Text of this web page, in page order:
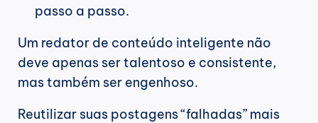
passo a passo.
Um redator de conteúdo inteligente não
deve apenas ser talentoso e consistente,
mas também ser engenhoso.
Reutilizar suas postagens “falhadas” mais